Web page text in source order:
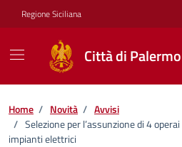
Vai ai contenuti
Vai al footer
Regione Siciliana
Città di Palermo
Home / Novità / Avvisi
/ Selezione per l’assunzione di 4
impianti elettrici